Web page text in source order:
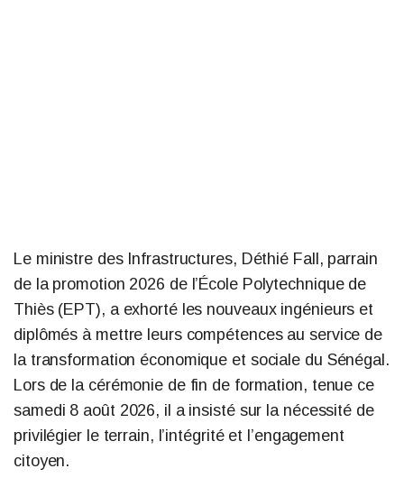
Le ministre des Infrastructures, Déthié Fall, parrain
de la promotion 2026 de l’École Polytechnique de
Thiès (EPT), a exhorté les nouveaux ingénieurs et
diplômés à mettre leurs compétences au service de
la transformation économique et sociale du Sénégal.
Lors de la cérémonie de fin de formation, tenue ce
samedi 8 août 2026, il a insisté sur la nécessité de
privilégier le terrain, l’intégrité et l’engagement
citoyen.